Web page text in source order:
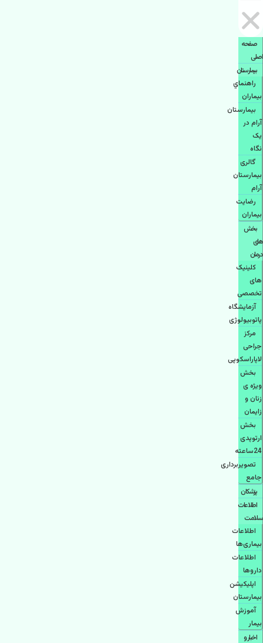
صفحه
اصلی
بيمارستان
راهنماي
بیماران
بیمارستان
آرام در
یک
نگاه
گالری
بیمارستان
آرام
رضایت
بیماران
بخش
های
درمان
کلینیک
های
تخصصی
آزمایشگاه
پاتوبیولوژی
مرکز
جراحی
لاپاراسکوپی
بخش
ویژه ی
زنان و
زایمان
بخش
ارتوپدی
24ساعته
تصویربرداری
جامع
پزشكان
اطلاعات
سلامت
اطلاعات
بیماری‌ها
اطلاعات
دارو‌ها
اپليكيشن
بيمارستان
آموزش
بیمار
اخبار و